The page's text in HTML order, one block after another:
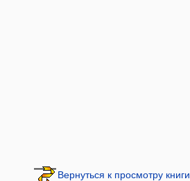
Вернуться к просмотру книги